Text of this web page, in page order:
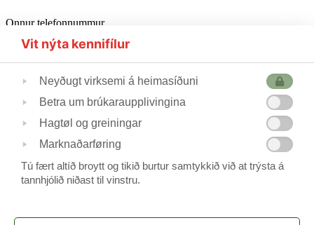
Onnur telefonnummur
Starvsfólkarúm
Førleikastovan
Heilsufrøðingur
302510
222445
562355
Varaskúlastjórin
Skrivstovukvinnan
227244 / 223690
506088
215388/211744
Frítíðarskúlin www.argjahamri.fo
Vit nýta kennifílur
Neyðugt virksemi á heimasíðuni
Betra um brúkaraupplivingina
Hagtøl og greiningar
Marknaðarføring
Tú fært altíð broytt og tikið burtur samtykkið við at trýsta á
tannhjólið niðast til vinstru.